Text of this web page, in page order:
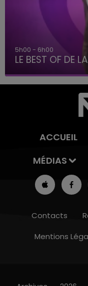
5h00 - 6h00
LE BEST OF DE
ACCUEIL
MÉDIAS
Contacts
Mentions